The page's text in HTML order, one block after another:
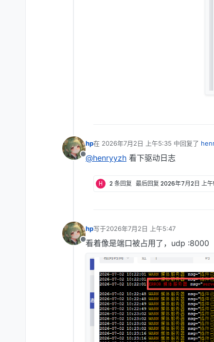
离线
hp在 2026年7月2日 上午5:35 中回复了
最后由 编辑
@henryyzh 看下驱动日志
H 2 条回复 最后回复 2026年7月2日 上
离线
hp写于2026年7月2日 上午5:47
最后由 编辑
看着像是端口被占用了，udp :8000